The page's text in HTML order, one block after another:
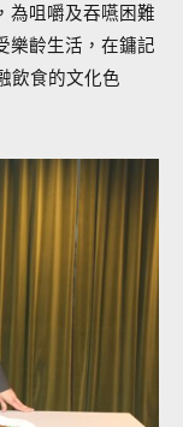
為咀嚼及吞嚥困難
樂齡生活，在鏞記
飲食的文化色